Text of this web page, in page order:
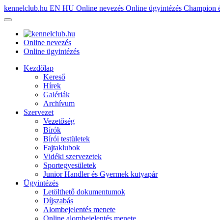
kennelclub.hu EN HU Online nevezés Online ügyintézés Champion
Online nevezés
Online ügyintézés
Kezdőlap
Kereső
Hírek
Galériák
Archívum
Szervezet
Vezetőség
Bírók
Bírói testületek
Fajtaklubok
Vidéki szervezetek
Sportegyesületek
Junior Handler és Gyermek kutyapár
Ügyintézés
Letölthető dokumentumok
Díjszabás
Alombejelentés menete
Online alombejelentés menete